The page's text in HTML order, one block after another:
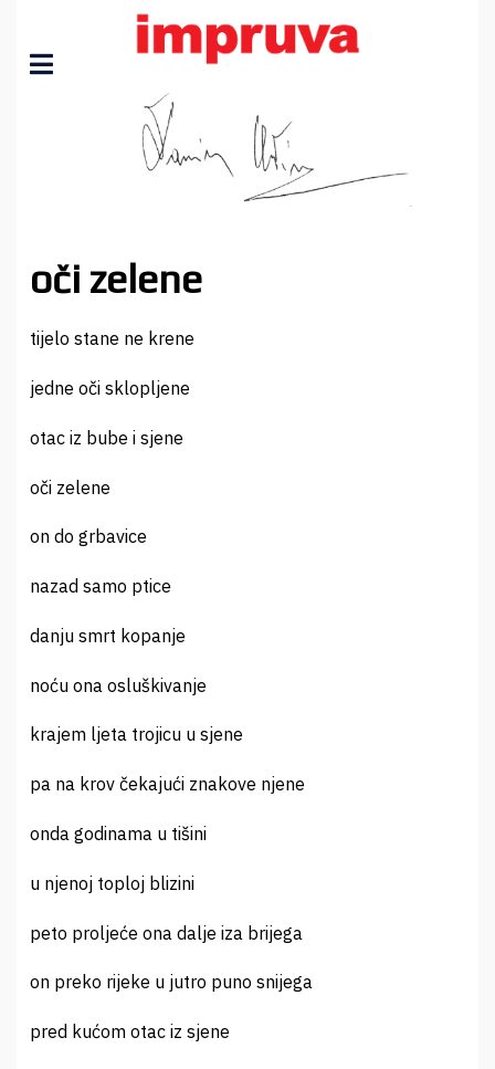
oči zelene
tijelo stane ne krene
jedne oči sklopljene
otac iz bube i sjene
oči zelene
on do grbavice
nazad samo ptice
danju smrt kopanje
noću ona osluškivanje
krajem ljeta trojicu u sjene
pa na krov čekajući znakove njene
onda godinama u tišini
u njenoj toploj blizini
peto proljeće ona dalje iza brijega
on preko rijeke u jutro puno snijega
pred kućom otac iz sjene